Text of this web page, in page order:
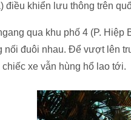
điều khiển lưu thông trên
qua khu phố 4 (P.
nối đuôi nhau. Để vượt lên
chiếc xe vẫn hùng hổ lao tới.